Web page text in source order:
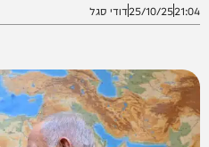
21:04
25/10/25דודי סגל